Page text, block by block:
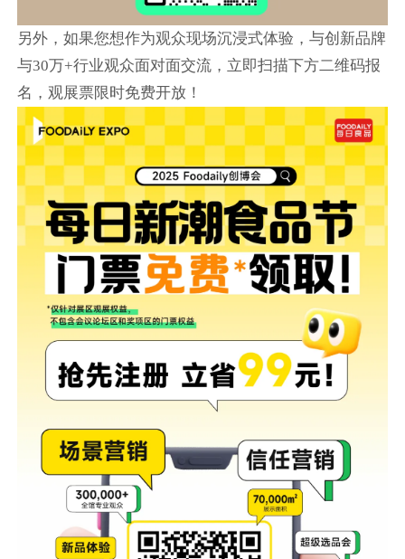
另外，如果您想作为观众现场沉浸式体验，与创新品牌
与30万+行业观众面对面交流，立即扫描下方二维码报
名，观展票限时免费开放！